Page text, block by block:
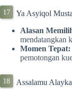
Ya Asyiqol
Alasan
mendatangkan
Momen Tepat:
pemotongan
Assalamu